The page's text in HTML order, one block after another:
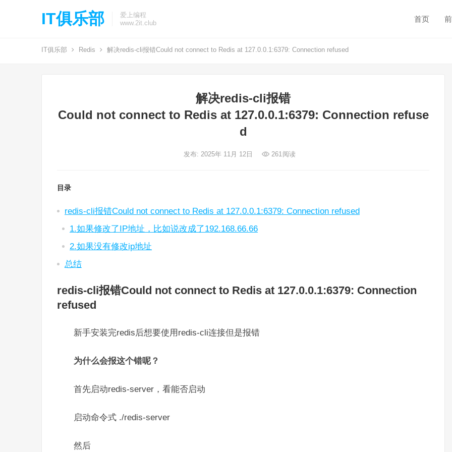
IT俱乐部
爱上编程
www.2it.club
首页
IT俱乐部 Redis 解决redis-cli报错Could not connect to Redis at 127.0.0.1:6379: Connection refused
解决redis-cli报错
Could not connect to Redis at 127.0.0.1:6379: Connection refuse
d
发布: 2025年 11月 12日 261阅读
目录
redis-cli报错Could not connect to Redis at 127.0.0.1:6379: Connection refused
1.如果修改了IP地址，比如说改成了192.168.66.66
2.如果没有修改ip地址
总结
redis-cli报错Could not connect to Redis at 127.0.0.1:6379: Connection
refused
新手安装完redis后想要使用redis-cli连接但是报错
为什么会报这个错呢？
首先启动redis-server，看能否启动
启动命令式 ./redis-server
然后